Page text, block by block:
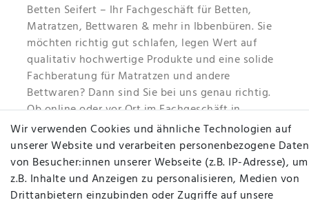
Betten Seifert – Ihr Fachgeschäft für Betten,
Matratzen, Bettwaren & mehr in Ibbenbüren. Sie
möchten richtig gut schlafen, legen Wert auf
qualitativ hochwertige Produkte und eine solide
Fachberatung für Matratzen und andere
Bettwaren? Dann sind Sie bei uns genau richtig.
Ob online oder vor Ort im Fachgeschäft in
Ibbenbüren - wir beraten Sie gerne!
Mehr erfahren
Wir verwenden Cookies und ähnliche Technologien auf
unserer Website und verarbeiten personenbezogene Daten
von Besucher:innen unserer Webseite (z.B. IP-Adresse), um
z.B. Inhalte und Anzeigen zu personalisieren, Medien von
Drittanbietern einzubinden oder Zugriffe auf unsere